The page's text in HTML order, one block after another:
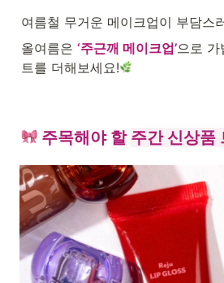
여름철 무거운 메이크업이 부담스
올여름은 ‘주근깨 메이크업’으로
트를 더해보세요!
주목해야 할 주간 신상품